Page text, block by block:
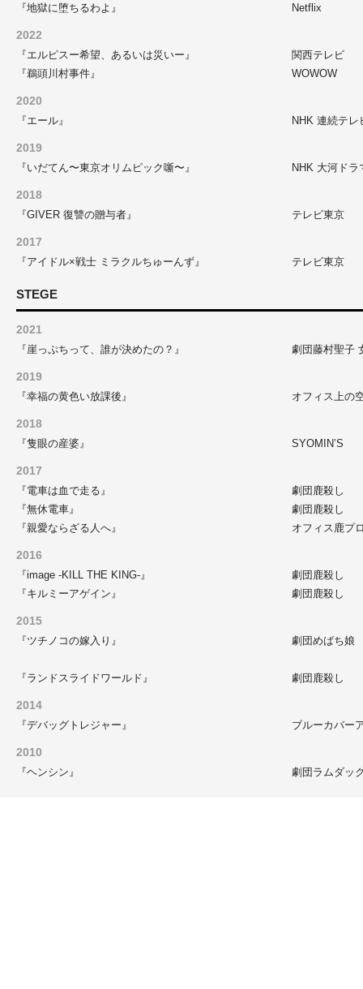
『地獄に堕ちるわよ』 Netflix
2022
『エルピスー希望、あるいは災いー』
関西テレビ
『鵜頭川村事件』
WOWOW
2020
『エール』 NHK 連続テレ
2019
『いだてん〜東京オリムピック噺〜』 NHK 大河ドラ
2018
『GIVER 復讐の贈与者』 テレビ東京
2017
『アイドル×戦士 ミラクルちゅーんず』 テレビ東京
STEGE
2021
『崖っぷちって、誰が決めたの？』 劇団藤村聖子
2019
『幸福の黄色い放課後』 オフィス上の
2018
『隻眼の産婆』 SYOMIN’S
2017
『電車は血で走る』
劇団鹿殺し
『無休電車』
劇団鹿殺し
『親愛ならざる人へ』
オフィス鹿プ
2016
『image -KILL THE KING-』
劇団鹿殺し
『キルミーアゲイン』
劇団鹿殺し
2015
『ツチノコの嫁入り』 劇団めばち娘
『ランドスライドワールド』 劇団鹿殺し
2014
『デバッグトレジャー』 ブルーカバー
2010
『ヘンシン』 劇団ラムダッ